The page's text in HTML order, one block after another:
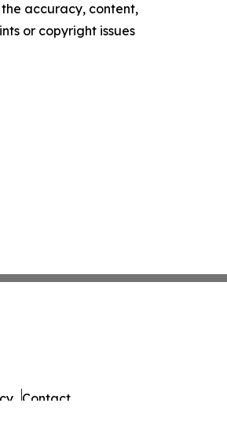
accuracy, content,
or copyright issues
Contact